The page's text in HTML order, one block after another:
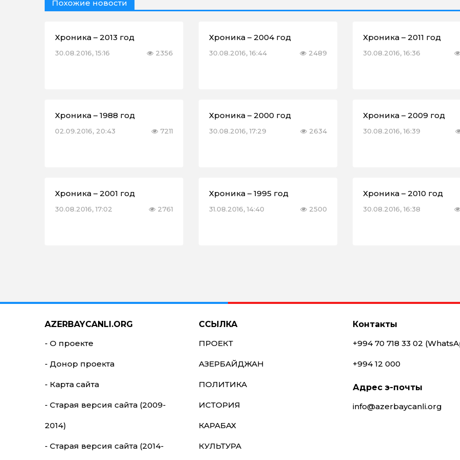
Похожие новости
Хроника – 2013 год
30.08.2016, 15:16 2356
Хроника – 2004 год
30.08.2016, 16:44 2489
Хроника – 2011 год
30.08.2016, 16:36
Хроника – 1988 год
02.09.2016, 20:43 7211
Хроника – 2000 год
30.08.2016, 17:29 2634
Хроника – 2009 год
30.08.2016, 16:39
Хроника – 2001 год
30.08.2016, 17:02 2761
Хроника – 1995 год
31.08.2016, 14:40 2500
Хроника – 2010 год
30.08.2016, 16:38
AZERBAYCANLI.ORG
- О проекте
- Донор проекта
- Карта сайта
- Старая версия сайта (2009-
2014)
- Старая версия сайта (2014-
ССЫЛКА
ПРОЕКТ
АЗЕРБАЙДЖАН
ПОЛИТИКА
ИСТОРИЯ
КАРАБАХ
КУЛЬТУРА
Контакты
+994 70 718 33 02
+994 12 000
Адрес э-почты
info@azerbaycanli.org